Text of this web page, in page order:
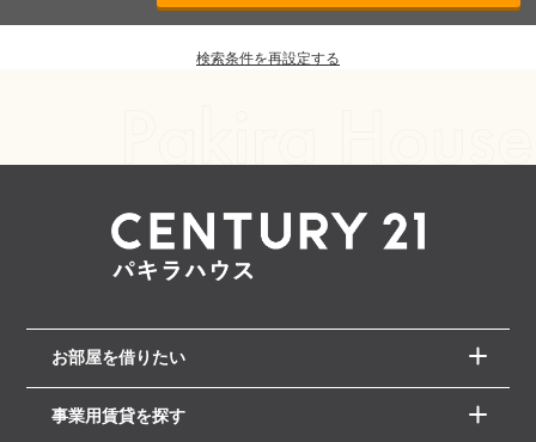
検索条件を再設定する
お部屋を借りたい
事業用賃貸を探す